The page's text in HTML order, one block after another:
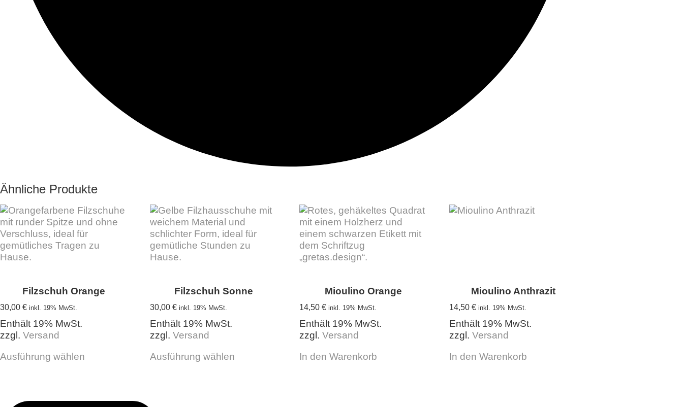
Ähnliche Produkte
Filzschuh Orange
30,00 € inkl. 19% MwSt.
Enthält 19% MwSt.
zzgl. Versand
Ausführung wählen
Filzschuh Sonne
30,00 € inkl. 19% MwSt.
Enthält 19% MwSt.
zzgl. Versand
Ausführung wählenProdukt
Mioulino Orange
14,50€ inkl. 19% MwSt.
Enthält 19% MwSt.
zzgl.Versand
In den Warenkorb
Mioulino Anthrazit
14,50€ inkl. 19% MwSt.
Enthält 19% MwSt.
zzgl.Versand
In den Warenkorb